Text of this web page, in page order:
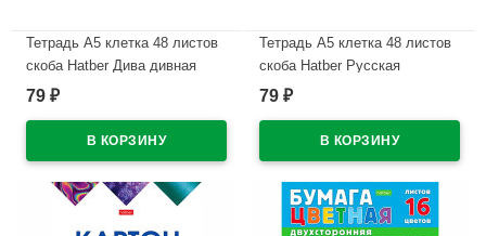
Тетрадь А5 клетка 48 листов
скоба Hatber Дива дивная
обложка мелованная бумага
79 ₽
Тетрадь А5 клетка 48 листов
скоба Hatber Русская
красавица обложка
арт.48Т5В1
79 ₽